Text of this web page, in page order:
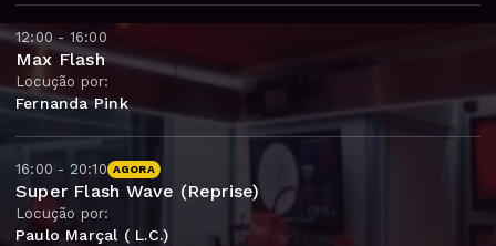
12:00 - 16:00
Max Flash
Locução por:
Fernanda Pink
16:00 - 20:10 AGORA
Super Flash Wave (Reprise)
Locução por:
Paulo Marçal ( L.C.)